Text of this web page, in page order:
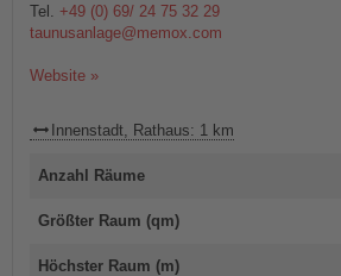
Tel. +49 (0) 69/ 24 75 32 29
taunusanlage@memox.com
Website »
Innenstadt, Rathaus: 1 km
Anzahl Räume
Größter Raum (qm)
Höchster Raum (m)